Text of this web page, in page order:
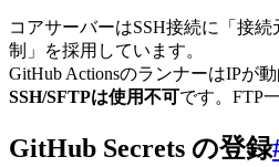
コアサーバーはSSH接続に「接
制」を採用しています。
GitHub ActionsのランナーはIPが
SSH/SFTPは使用不可です。FTP
GitHub Secrets の登録